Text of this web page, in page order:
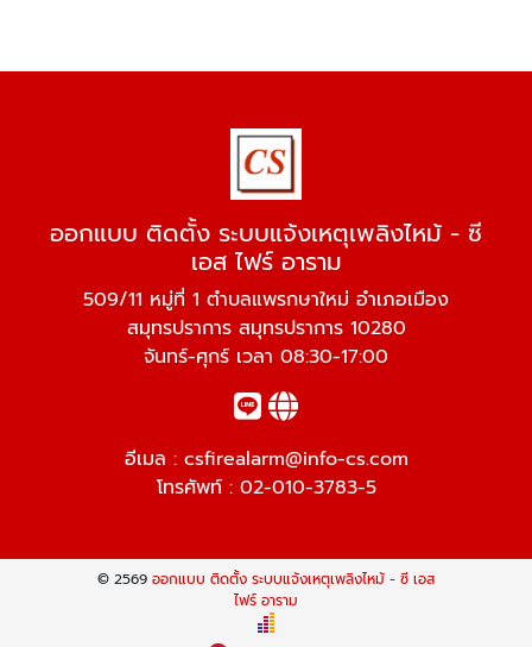
ออกแบบ ติดตั้ง ระบบแจ้งเหตุเพลิงไหม้ - ซี
เอส ไฟร์ อาราม
509/11 หมู่ที่ 1 ตำบลแพรกษาใหม่ อำเภอเมือง
สมุทรปราการ สมุทรปราการ 10280
จันทร์-ศุกร์ เวลา 08:30-17:00
อีเมล : csfirealarm@info-cs.com
โทรศัพท์ : 02-010-3783-5
© 2569 ออกแบบ ติดตั้ง ระบบแจ้งเหตุเพลิงไหม้ - ซี เอส
ไฟร์ อาราม